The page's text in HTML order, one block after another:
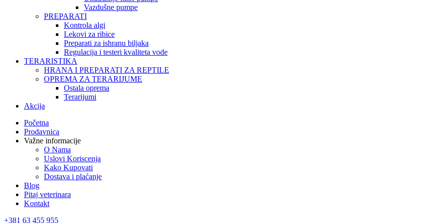
Vazdušne pumpe
PREPARATI
Kontrola algi
Lekovi za ribice
Preparati za ishranu biljaka
Regulacija i testeri kvaliteta vode
TERARISTIKA
HRANA I PREPARATI ZA REPTILE
OPREMA ZA TERARIJUME
Ostala oprema
Terarijumi
Akcija
Početna
Prodavnica
Važne informacije
O Nama
Uslovi Koriscenja
Kako Kupovati
Dostava i plaćanje
Blog
Pitaj veterinara
Kontakt
+381 63 455 955